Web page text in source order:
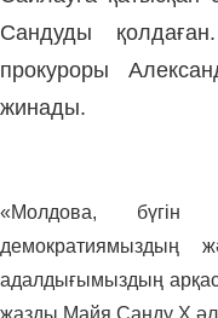
Сандуды
прокуроры
жинады.
«Молдова, бүгін
демократиямыздың
адалдығымыздың